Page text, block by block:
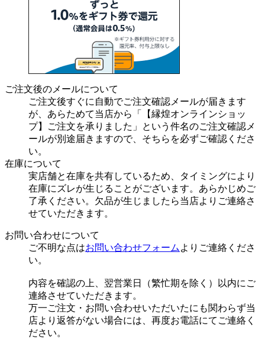
ご注文後のメールについて
ご注文後すぐに自動でご注文確認メールが届きます
が、あらためて当店から「【縁煌オンラインショッ
プ】ご注文を承りました」という件名のご注文確認メ
ールが別途届きますので、そちらを必ずご確認くださ
い。
在庫について
実店舗と在庫を共有しているため、タイミングにより
在庫にズレが生じることがございます。あらかじめご
了承ください。欠品が生じましたら当店よりご連絡さ
せていただきます。
お問い合わせについて
ご不明な点はお問い合わせフォームよりご連絡くださ
い。
内容を確認の上、翌営業日（繁忙期を除く）以内にご
連絡させていただきます。
万一ご注文・お問い合わせいただいたにも関わらず当
店より返答がない場合には、再度お電話にてご連絡く
ださい。